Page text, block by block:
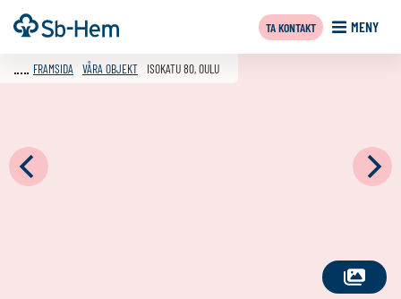
Till
innehållet
Framsida MENY
TA KONTAKT
SE
FRAMSIDA VÅRA OBJEKT ISOKATU 80, OULU